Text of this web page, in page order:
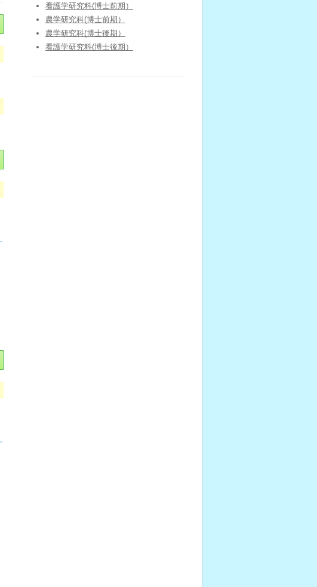
看護学研究科(博士前期）
農学研究科(博士前期）
農学研究科(博士後期）
看護学研究科(博士後期）